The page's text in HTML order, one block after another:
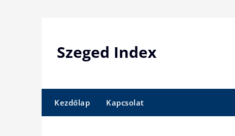
Szeged Index
Kezdőlap Kapcsolat